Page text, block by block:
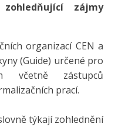
zohledňující zájmy
organizací CEN a
(Guide) určené pro
včetně zástupců
prací.
týkají zohlednění